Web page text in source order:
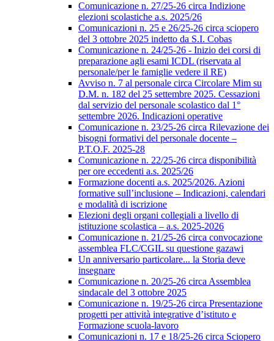
Comunicazione n. 27/25-26 circa Indizione
elezioni scolastiche a.s. 2025/26
Comunicazioni n. 25 e 26/25-26 circa sciopero
del 3 ottobre 2025 indetto da S.I. Cobas
Comunicazione n. 24/25-26 - Inizio dei corsi di
preparazione agli esami ICDL (riservata al
personale/per le famiglie vedere il RE)
Avviso n. 7 al personale circa Circolare Mim su
D.M. n. 182 del 25 settembre 2025. Cessazioni
dal servizio del personale scolastico dal 1°
settembre 2026. Indicazioni operative
Comunicazione n. 23/25-26 circa Rilevazione dei
bisogni formativi del personale docente –
P.T.O.F. 2025-28
Comunicazione n. 22/25-26 circa disponibilità
per ore eccedenti a.s. 2025/26
Formazione docenti a.s. 2025/2026. Azioni
formative sull’inclusione – Indicazioni, calendari
e modalità di iscrizione
Elezioni degli organi collegiali a livello di
istituzione scolastica – a.s. 2025-2026
Comunicazione n. 21/25-26 circa convocazione
assemblea FLC/CGIL su questione gazawi
Un anniversario particolare... la Storia deve
insegnare
Comunicazione n. 20/25-26 circa Assemblea
sindacale del 3 ottobre 2025
Comunicazione n. 19/25-26 circa Presentazione
progetti per attività integrative d’istituto e
Formazione scuola-lavoro
Comunicazioni n. 17 e 18/25-26 circa Sciopero